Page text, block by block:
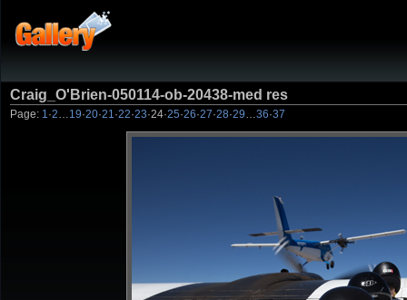
Craig_O'Brien-050114-ob-20438-med res
Page: 1 ·2 19·20·21 ·22·23·24·25·26·27·28·29 36·37